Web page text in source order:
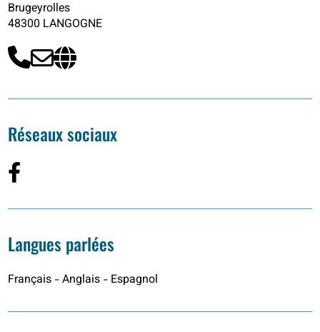
Brugeyrolles
48300 LANGOGNE
Réseaux sociaux
Langues parlées
Français - Anglais - Espagnol